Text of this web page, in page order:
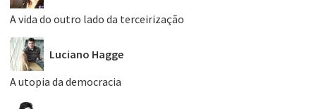
A vida do outro lado da terceirização
Luciano Hagge
A utopia da democracia